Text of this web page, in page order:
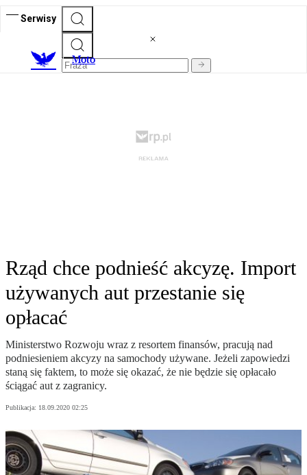
Serwisy
Moto
Rząd chce podnieść akcyzę. Import
używanych aut przestanie się
opłacać
Ministerstwo Rozwoju wraz z resortem finansów, pracują nad
podniesieniem akcyzy na samochody używane. Jeżeli zapowiedzi
staną się faktem, to może się okazać, że nie będzie się opłacało
ściągać aut z zagranicy.
Publikacja: 18.09.2020 02:25